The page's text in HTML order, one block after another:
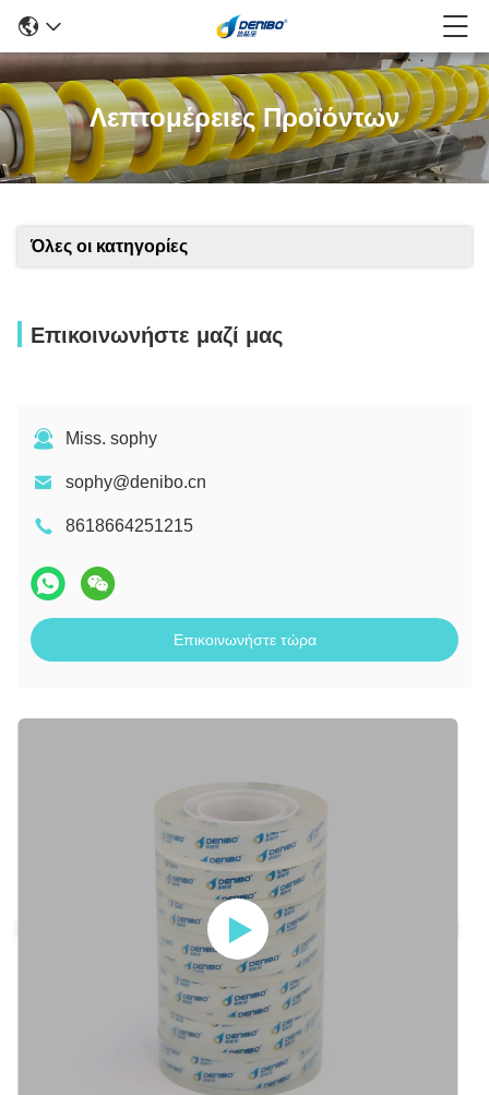
Λεπτομέρειες Προϊόντων
Όλες οι κατηγορίες
Επικοινωνήστε μαζί μας
Miss. sophy
sophy@denibo.cn
8618664251215
Επικοινωνήστε τώρα